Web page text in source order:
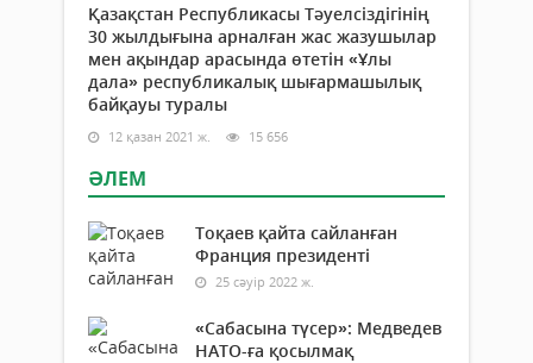
Қазақстан Республикасы Тәуелсіздігінің
30 жылдығына арналған жас жазушылар
мен ақындар арасында өтетін «Ұлы
дала» республикалық шығармашылық
байқауы туралы
12 қазан 2021 ж. 15 656
ӘЛЕМ
Тоқаев қайта сайланған
Франция президенті
25 сәуір 2022 ж.
«Сабасына түсер»: Медведев
НАТО-ға қосылмақ